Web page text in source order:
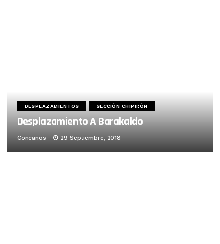
DESPLAZAMIENTOS SECCIÓN CHIPIRÓN
Desplazamiento A Barakaldo
Concanos 29 Septiembre, 2018